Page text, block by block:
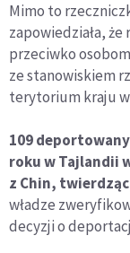
Mimo to
zapowiedziała,
przeciwko
ze stanowiskiem
terytorium kraju
109
roku w Tajlandii
z Chin,
władze
decyzji o